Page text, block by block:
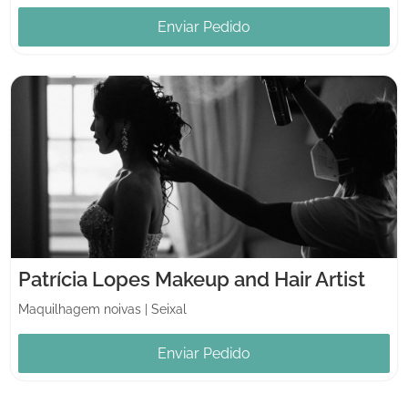
Enviar Pedido
Patrícia Lopes Makeup and Hair Artist
Maquilhagem noivas Seixal
Enviar Pedido